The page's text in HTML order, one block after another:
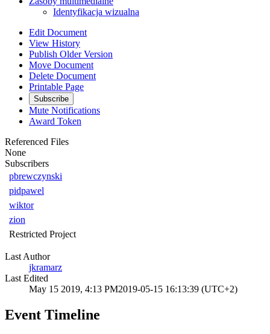
Identyfikacja wizualna
Edit Document
View History
Publish Older Version
Move Document
Delete Document
Printable Page
Subscribe
Mute Notifications
Award Token
Referenced Files
None
Subscribers
pbrewczynski
pidpawel
wiktor
zion
Restricted Project
Last Author
jkramarz
Last Edited
May 15 2019, 4:13 PM2019-05-15 16:13:39 (UTC+2)
Event Timeline